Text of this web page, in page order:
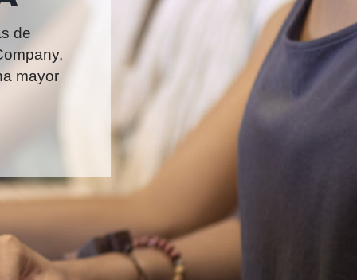
de
mayor